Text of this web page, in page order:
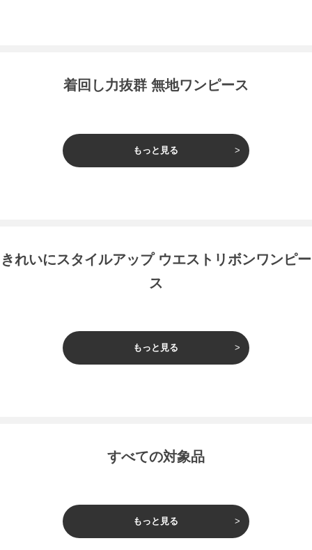
着回し力抜群 無地ワンピース
もっと見る
きれいにスタイルアップ ウエストリボンワンピー
ス
もっと見る
すべての対象品
もっと見る